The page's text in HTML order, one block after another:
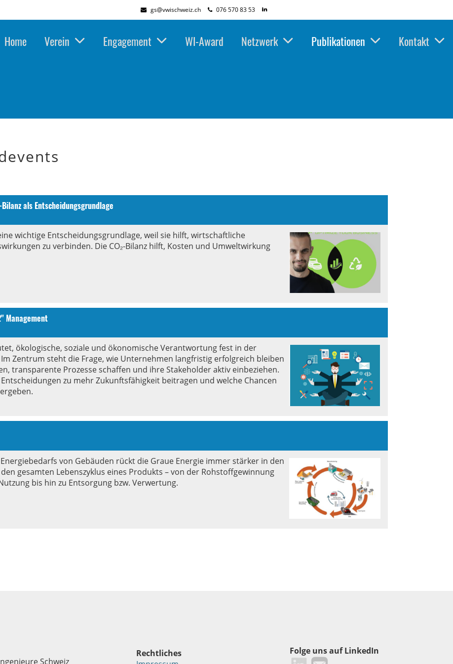
gs@vwischweiz.ch 076 570 83 53
Home Verein Engagement WI-Award Netzwerk Publikationen Kontakt
als Entscheidungsgrundlage
wichtige Entscheidungsgrundlage, weil sie hilft, wirtschaftliche
zu verbinden. Die CO₂-Bilanz hilft, Kosten und Umweltwirkung
Management
ökologische, soziale und ökonomische Verantwortung fest in der
Zentrum steht die Frage, wie Unternehmen langfristig erfolgreich bleiben
transparente Prozesse schaffen und ihre Stakeholder aktiv einbeziehen.
zu mehr Zukunftsfähigkeit beitragen und welche Chancen
von Gebäuden rückt die Graue Energie immer stärker in den
gesamten Lebenszyklus eines Produkts – von der Rohstoffgewinnung
bis hin zu Entsorgung bzw. Verwertung.
Schweiz
Rechtliches
Folge uns auf LinkedIn